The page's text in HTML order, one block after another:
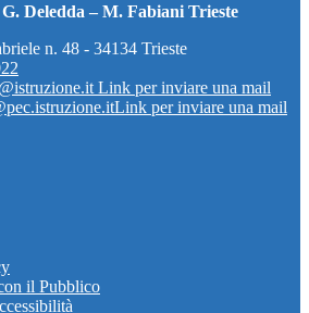
Deledda – M. Fabiani Trieste
n. 48 - 34134 Trieste
Link per inviare una mail
Link per inviare una mail
il Pubblico